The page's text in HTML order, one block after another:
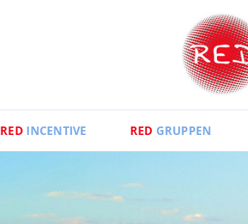
RED INCENTIVE RED GRUPPEN